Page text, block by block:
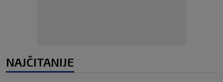
NAJČITANIJE